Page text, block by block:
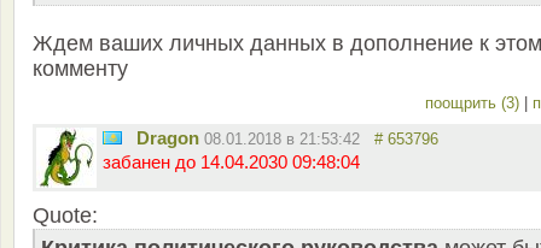
Ждем ваших личных данных в дополнение к
комменту
поощрить (3)
Dragon 08.01.2018 в 21:53:42 # 653796
забанен до 14.04.2030 09:48:04
Quote: